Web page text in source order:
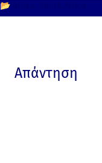
📂
Απάντηση